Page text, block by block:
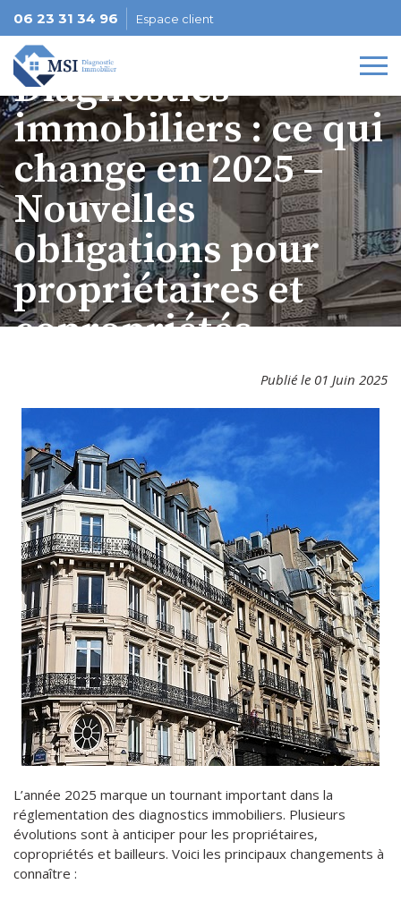
06 23 31 34 96 Espace client
Diagnostics
immobiliers : ce qui
change en 2025 –
Nouvelles
obligations pour
propriétaires et
copropriétés
Publié le 01 Juin 2025
L’année 2025 marque un tournant important dans la
réglementation des diagnostics immobiliers. Plusieurs
évolutions sont à anticiper pour les propriétaires,
copropriétés et bailleurs. Voici les principaux changements à
connaître :